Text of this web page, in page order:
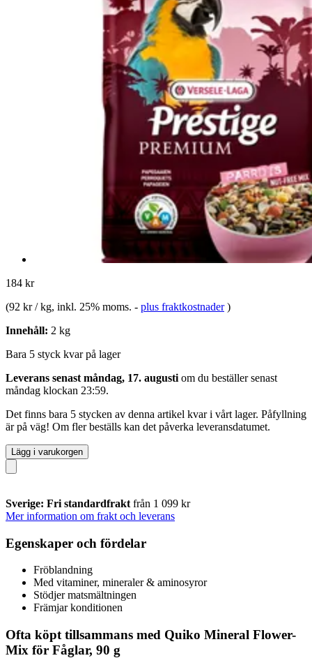
184 kr
(92 kr / kg, inkl. 25% moms. - plus fraktkostnader )
Innehåll: 2 kg
Bara 5 styck kvar på lager
Leverans senast måndag, 17. augusti om du beställer senast
måndag klockan 23:59.
Det finns bara 5 stycken av denna artikel kvar i vårt lager. Påfyllning
är på väg! Om fler beställs kan det påverka leveransdatumet.
Lägg i varukorgen
Sverige: Fri standardfrakt från 1 099 kr
Mer information om frakt och leverans
Egenskaper och fördelar
Fröblandning
Med vitaminer, mineraler & aminosyror
Stödjer matsmältningen
Främjar konditionen
Ofta köpt tillsammans med Quiko Mineral Flower-
Mix för Fåglar, 90 g